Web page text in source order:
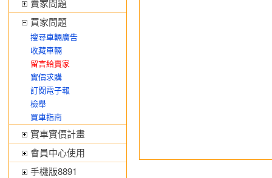
賣家問題
買家問題
搜尋車輛廣告
收藏車輛
留言給賣家
實價求購
訂閱電子報
檢舉
買車指南
實車實價計畫
會員中心使用
手機版8891